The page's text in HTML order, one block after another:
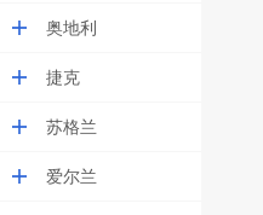
奥地利
捷克
苏格兰
爱尔兰